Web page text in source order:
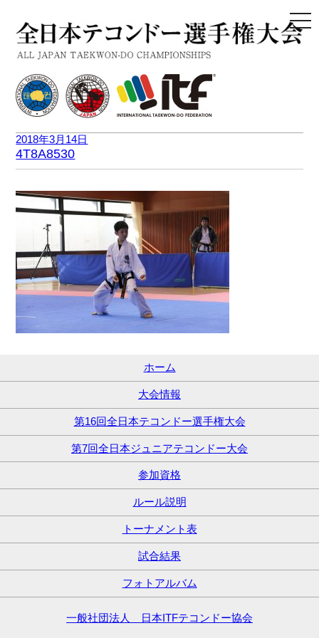
2018年3月14日
4T8A8530
ホーム
大会情報
第16回全日本テコンドー選手権大会
第7回全日本ジュニアテコンドー大会
参加資格
ルール説明
トーナメント表
試合結果
フォトアルバム
一般社団法人 日本ITFテコンドー協会